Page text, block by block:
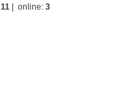
11 online: 3